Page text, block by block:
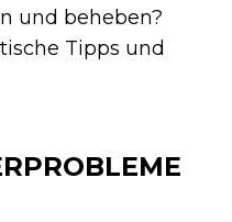
und beheben?
Tipps und